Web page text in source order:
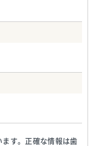
す。正確な情報は歯